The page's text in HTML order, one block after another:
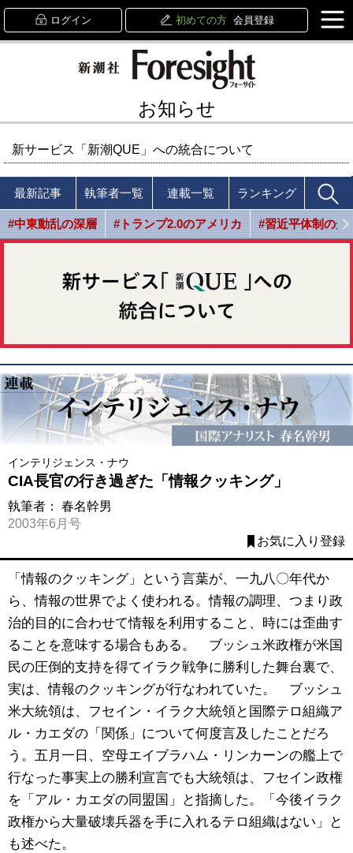
ログイン 初めての方 会員登録
お知らせ
新サービス「新潮QUE」への統合について
最新記事 執筆者一覧 連載一覧 ランキング
#中東動乱の深層 #トランプ2.0のアメリカ #習近平体制の光
インテリジェンス・ナウ
CIA長官の行き過ぎた「情報クッキング」
執筆者： 春名幹男
2003年6月号
お気に入り登録
「情報のクッキング」という言葉が、一九八〇年代か
ら、情報の世界でよく使われる。情報の調理、つまり政
治的目的に合わせて情報を利用すること、時には歪曲す
ることを意味する場合もある。 ブッシュ米政権が米国
民の圧倒的支持を得てイラク戦争に勝利した舞台裏で、
実は、情報のクッキングが行なわれていた。 ブッシュ
米大統領は、フセイン・イラク大統領と国際テロ組織ア
ル・カエダの「関係」について何度言及したことだろ
う。五月一日、空母エイブラハム・リンカーンの艦上で
行なった事実上の勝利宣言でも大統領は、フセイン政権
を「アル・カエダの同盟国」と指摘した。「今後イラク
政権から大量破壊兵器を手に入れるテロ組織はない」と
も述べた。